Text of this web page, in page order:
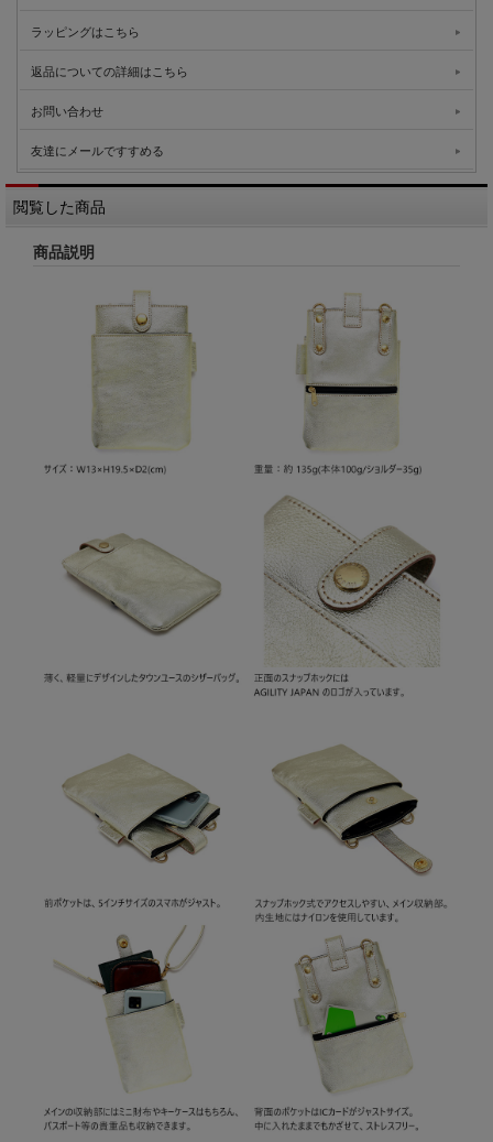
ラッピングはこちら
返品についての詳細はこちら
お問い合わせ
友達にメールですすめる
閲覧した商品
商品説明